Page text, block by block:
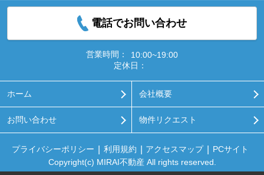
電話でお問い合わせ
営業時間：
10:00~19:00
定休日：
ホーム 会社概要
お問い合わせ 物件リクエスト
プライバシーポリシー 利用規約 アクセスマップ
PCサイト
Copyright(c) MIRAI不動産 All rights reserved.